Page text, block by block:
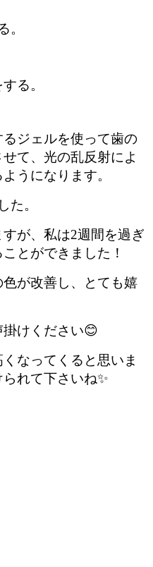
。
る。
ジェルを使って歯の
て、光の乱反射によ
うになります。
た。
が、私は2週間を過ぎ
とができました！
が改善し、とても嬉
けください😊
なってくると思いま
れて下さいね✨